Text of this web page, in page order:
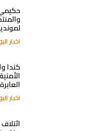
اخبار
كندا
اخبار